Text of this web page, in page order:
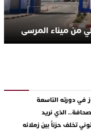
من ميناء المرسى
في دورته التاسعة
الذي نريد
تخلف حزناً بين زملائه